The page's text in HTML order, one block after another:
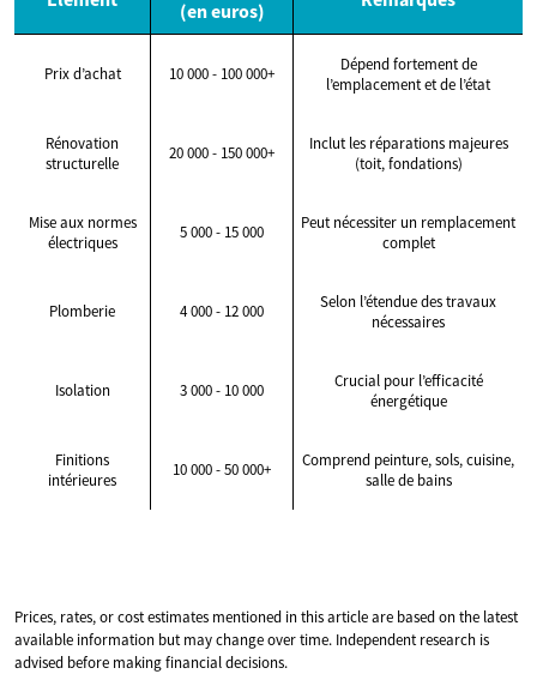
(en euros)
Prix d’achat 10 000 - 100 000+
Dépend fortement de
l’emplacement et de l’état
Rénovation
structurelle
20 000 - 150 000+
Inclut les réparations majeures
(toit, fondations)
Mise aux normes
électriques
5 000 - 15 000
Peut nécessiter un remplacement
complet
Plomberie 4 000 - 12 000
Selon l’étendue des travaux
nécessaires
Isolation 3 000 - 10 000
Crucial pour l’efficacité
énergétique
Finitions
intérieures
10 000 - 50 000+
Comprend peinture, sols, cuisine,
salle de bains
Prices, rates, or cost estimates mentioned in this article are based on the latest
available information but may change over time. Independent research is
advised before making financial decisions.